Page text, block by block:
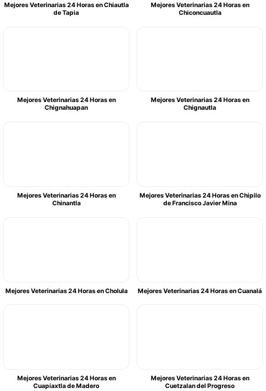
Mejores Veterinarias 24 Horas en Chiautla
de Tapia
Mejores Veterinarias 24 Horas en
Chiconcuautla
Mejores Veterinarias 24 Horas en
Chignahuapan
Mejores Veterinarias 24 Horas en
Chignautla
Mejores Veterinarias 24 Horas en
Chinantla
Mejores Veterinarias 24 Horas en Chipilo
de Francisco Javier Mina
Mejores Veterinarias 24 Horas en Cholula Mejores Veterinarias 24 Horas en Cuanalá
Mejores Veterinarias 24 Horas en
Cuapiaxtla de Madero
Mejores Veterinarias 24 Horas en
Cuetzalan del Progreso